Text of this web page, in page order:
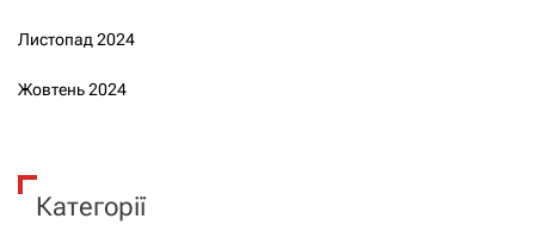
Листопад 2024
Жовтень 2024
Категорії